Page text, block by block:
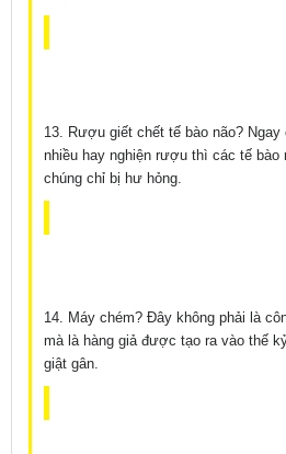
13. Rượu giết chết tế bào não?
nhiều hay nghiện rượu thì các tế bào
chúng chỉ bị hư hỏng.
14. Máy chém? Đây không phải là
mà là hàng giả được tạo ra vào thế
giật gân.